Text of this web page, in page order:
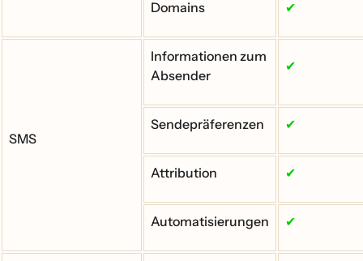
Domains ✔
SMS
Informationen zum
Absender
✔
Sendepräferenzen ✔
Attribution ✔
Automatisierungen ✔